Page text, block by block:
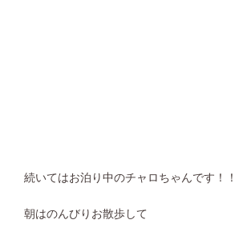
続いてはお泊り中のチャロちゃんです！！
朝はのんびりお散歩して